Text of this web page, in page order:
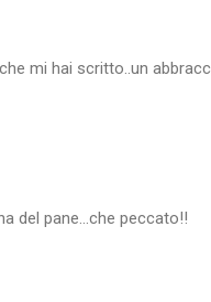
mi hai scritto..un
del pane...che peccato!!